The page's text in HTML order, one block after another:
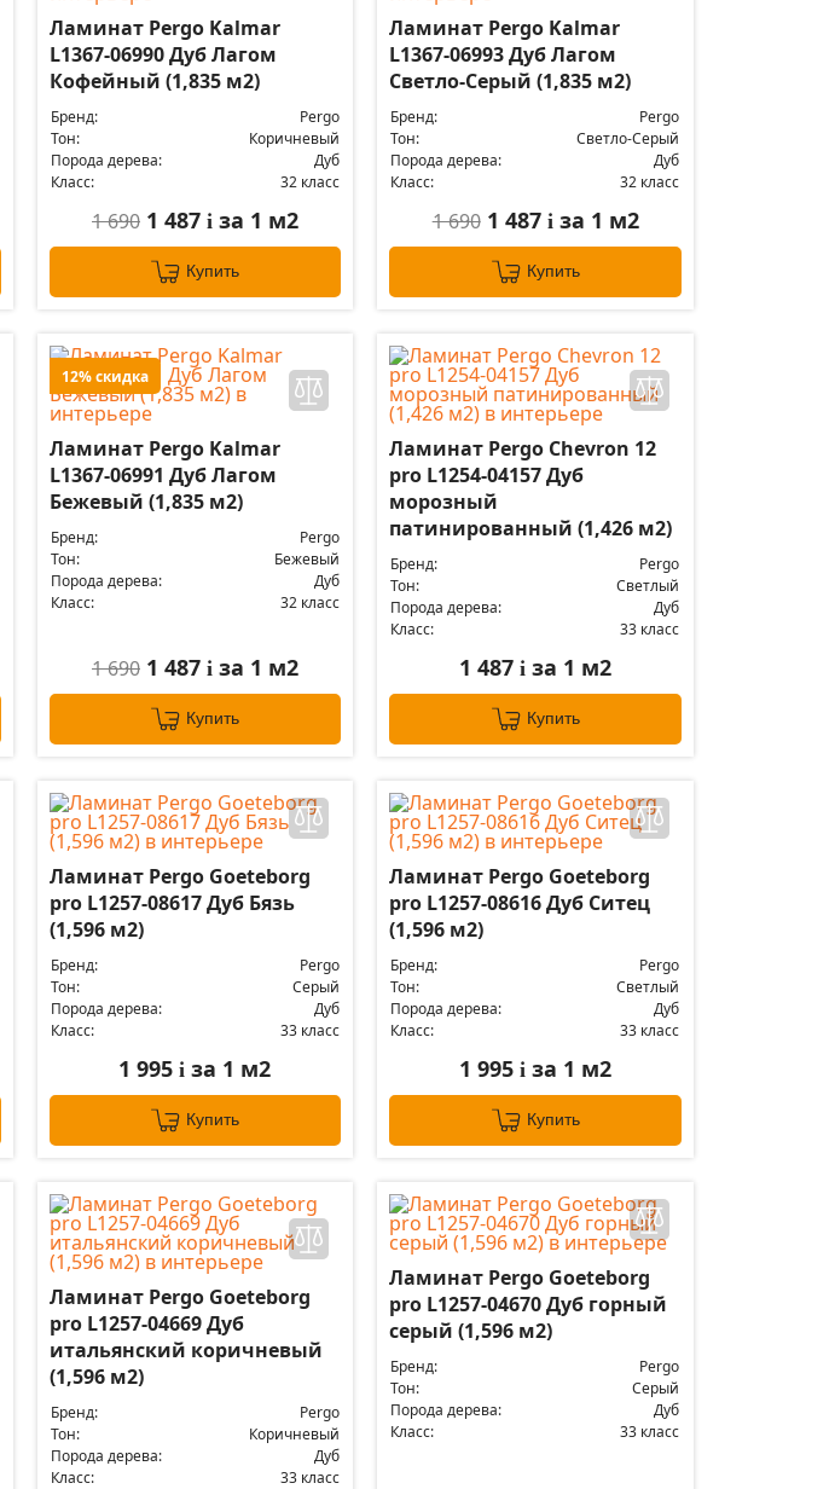
Ламинат Pergo Kalmar
L1367-06990 Дуб Лагом
Кофейный (1,835 м2)
Бренд:
Pergo
Тон:
Коричневый
Порода дерева:
Дуб
Класс:
32 класс
1 690 1 487 iза 1 м2
Купить
Ламинат Pergo Kalmar
L1367-06993 Дуб Лагом
Светло-Серый (1,835 м2)
Бренд:
Pergo
Тон:
Светло-Серый
Порода дерева:
Дуб
Класс:
32 класс
1 690 1 487 iза 1 м2
Купить
12% скидка
Ламинат Pergo Kalmar
L1367-06991 Дуб Лагом
Бежевый (1,835 м2)
Бренд:
Pergo
Тон:
Бежевый
Порода дерева:
Дуб
Класс:
32 класс
1 690 1 487 iза 1 м2
Купить
Ламинат Pergo Chevron 12
pro L1254-04157 Дуб
морозный
патинированный (1,426 м2)
Бренд:
Pergo
Тон:
Светлый
Порода дерева:
Дуб
Класс:
33 класс
1 487i за 1 м2
Купить
Ламинат Pergo Goeteborg
pro L1257-08617 Дуб Бязь
(1,596 м2)
Бренд:
Pergo
Тон:
Серый
Порода дерева:
Дуб
Класс:
33 класс
1 995i за 1 м2
Купить
Ламинат Pergo Goeteborg
pro L1257-08616 Дуб Ситец
(1,596 м2)
Бренд:
Pergo
Тон:
Светлый
Порода дерева:
Дуб
Класс:
33 класс
1 995i за 1 м2
Купить
Ламинат Pergo Goeteborg
pro L1257-04669 Дуб
итальянский коричневый
(1,596 м2)
Бренд:
Pergo
Тон:
Коричневый
Порода дерева:
Дуб
Класс:
33 класс
Ламинат Pergo Goeteborg
pro L1257-04670 Дуб горный
серый (1,596 м2)
Бренд:
Pergo
Тон:
Серый
Порода дерева:
Дуб
Класс:
33 класс